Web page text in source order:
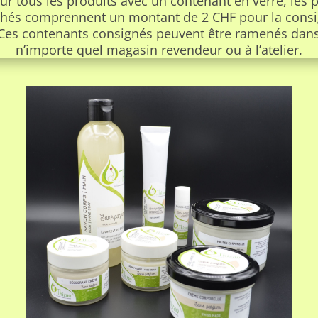
comprennent un montant de 2 CHF pour la
contenants consignés peuvent être ramenés
n’importe quel magasin revendeur ou à l’atelier.